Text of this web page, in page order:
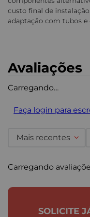
custo final de
adaptação com tubos e
Avaliações
Carregando…
Faça login para
Mais recentes
Carregando
SOLICITE